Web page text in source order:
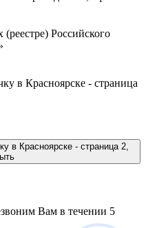
(реестре) Российского
Вам в течении 5